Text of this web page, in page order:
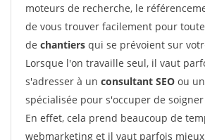
moteurs de recherche, le
de vous trouver facilement pour
de chantiers qui se prévoient sur
Lorsque l'on travaille seul, il vaut
s'adresser à un consultant SEO ou
spécialisée pour s'occuper de
En effet, cela prend beaucoup de
webmarketing et il vaut parfois